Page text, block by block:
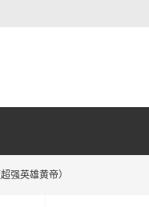
强英雄黄帝）